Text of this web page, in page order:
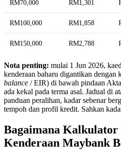
RM70,000 RM1,301
RM100,000 RM1,858
RM150,000 RM2,788
Nota penting: mulai 1 Jun 2026,
kenderaan baharu digantikan dengan
balance / EIR) di bawah pindaan
ada kekal pada terma asal. Jadual di
panduan peralihan, kadar sebenar
tempoh dan profil kredit. Sahkan
Bagaimana
Kenderaan Maybank